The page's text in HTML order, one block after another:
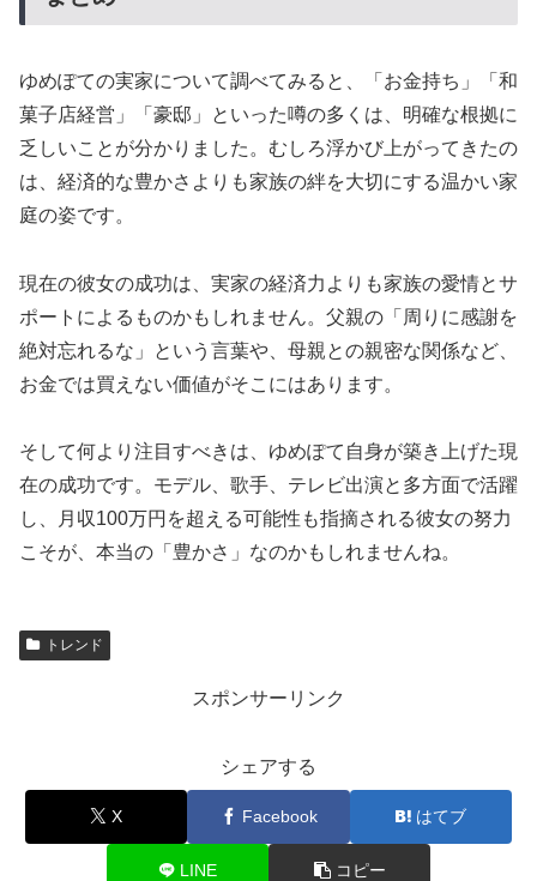
ゆめぽての実家について調べてみると、「お金持ち」「和
菓子店経営」「豪邸」といった噂の多くは、明確な根拠に
乏しいことが分かりました。むしろ浮かび上がってきたの
は、経済的な豊かさよりも家族の絆を大切にする温かい家
庭の姿です。
現在の彼女の成功は、実家の経済力よりも家族の愛情とサ
ポートによるものかもしれません。父親の「周りに感謝を
絶対忘れるな」という言葉や、母親との親密な関係など、
お金では買えない価値がそこにはあります。
そして何より注目すべきは、ゆめぽて自身が築き上げた現
在の成功です。モデル、歌手、テレビ出演と多方面で活躍
し、月収100万円を超える可能性も指摘される彼女の努力
こそが、本当の「豊かさ」なのかもしれませんね。
トレンド
スポンサーリンク
シェアする
X Facebook はてブ
LINE コピー